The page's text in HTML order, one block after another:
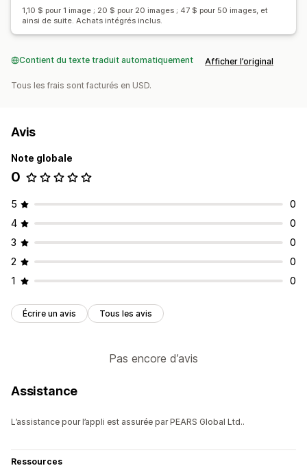
1,10 $ pour 1 image ; 20 $ pour 20 images ; 47 $ pour 50 images, et
ainsi de suite. Achats intégrés inclus.
Contient du texte traduit automatiquement Afficher l’original
Tous les frais sont facturés en USD.
Avis
Note globale
0
5
0
4
0
3
0
2
0
1
0
Écrire un avis Tous les avis
Pas encore d’avis
Assistance
L’assistance pour l’appli est assurée par PEARS Global Ltd..
Ressources